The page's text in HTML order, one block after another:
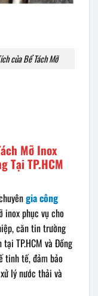
của Bể Tách Mỡ
Mỡ Inox
Tại TP.HCM
gia công
inox phục vụ cho
căn tin trường
TP.HCM và Đồng
tinh tế, đảm bảo
lý nước thải và